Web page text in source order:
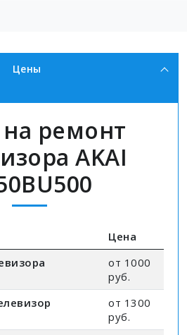
Цены
ремонт
AKAI
Цена
от 1000
руб.
от 1300
руб.